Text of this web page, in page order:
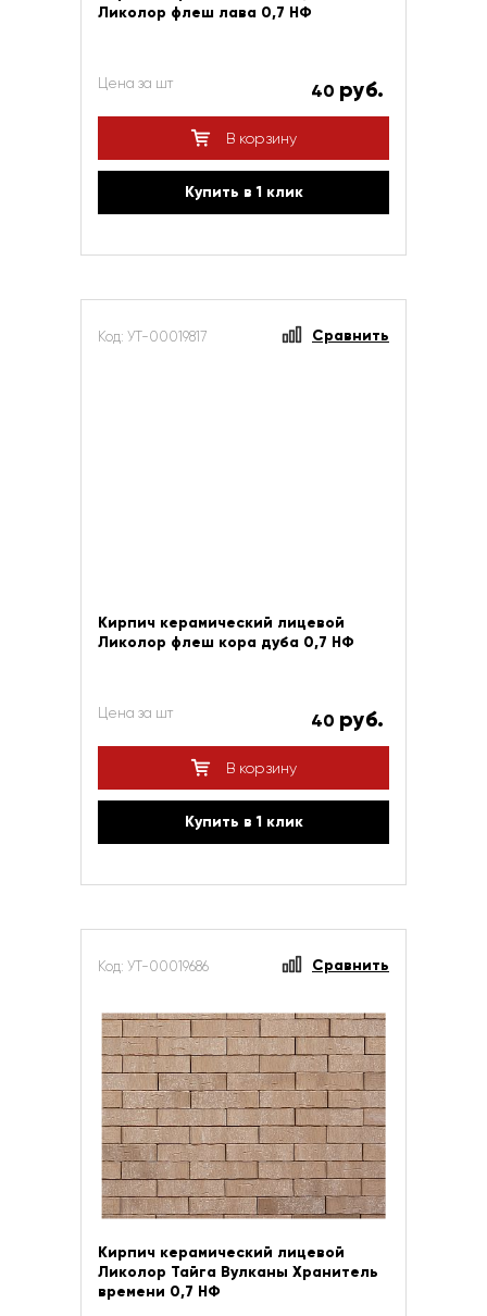
Ликолор флеш лава 0,7 НФ
Цена за шт 40 руб.
В корзину
Купить в 1 клик
Код: УТ-00019817 Сравнить
Кирпич керамический лицевой
Ликолор флеш кора дуба 0,7 НФ
Цена за шт 40 руб.
В корзину
Купить в 1 клик
Код: УТ-00019686 Сравнить
Кирпич керамический лицевой
Ликолор Тайга Вулканы Хранитель
времени 0,7 НФ